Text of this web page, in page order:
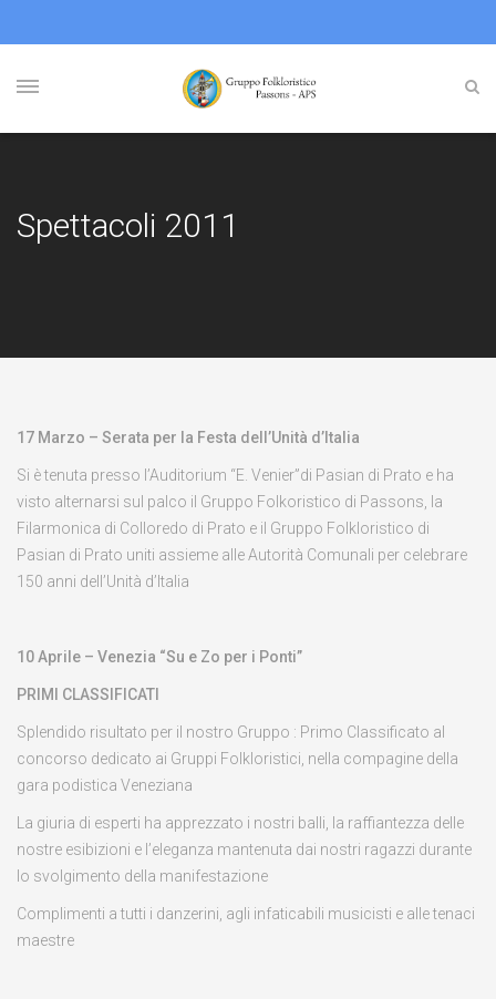
Spettacoli 2011
17 Marzo – Serata per la Festa dell’Unità d’Italia
Si è tenuta presso l’Auditorium “E. Venier”di Pasian di Prato e ha
visto alternarsi sul palco il Gruppo Folkoristico di Passons, la
Filarmonica di Colloredo di Prato e il Gruppo Folkloristico di
Pasian di Prato uniti assieme alle Autorità Comunali per celebrare
150 anni dell’Unità d’Italia
10 Aprile – Venezia “Su e Zo per i Ponti”
PRIMI CLASSIFICATI
Splendido risultato per il nostro Gruppo : Primo Classificato al
concorso dedicato ai Gruppi Folkloristici, nella compagine della
gara podistica Veneziana
La giuria di esperti ha apprezzato i nostri balli, la raffiantezza delle
nostre esibizioni e l’eleganza mantenuta dai nostri ragazzi durante
lo svolgimento della manifestazione
Complimenti a tutti i danzerini, agli infaticabili musicisti e alle tenaci
maestre